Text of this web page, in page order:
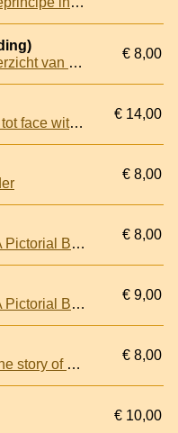
Paul de Nooijer: een overzicht van zijn filmisch oeuvre
€ 8,00
European cinema. Face tot face with Hollywood
€ 14,00
€ 8,00
Remembering Charlie. A Pictorial Biography
€ 8,00
Remembering Charlie. A Pictorial Biography
€ 9,00
Remembering Charlie: the story of a friendship.
€ 8,00
€ 10,00